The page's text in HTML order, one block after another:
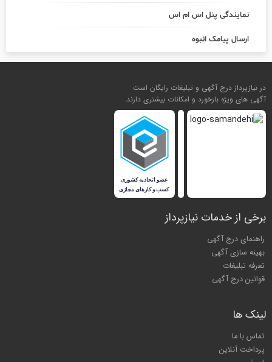
نمایندگی پنل اس ام اس
ارسال پیامک انبوه
در نیازپرداز درج آگهی و تبلیغات رایگان است
آگهی های ویژه بازخورد و امکانات بیشتری دارند.
برخی از خدمات نیازپرداز
راهنمای درج آگهی
بهینه سازی آگهی
تعرفه تبلیغات
قوانین درج آگهی
لینک ها
تماس با ما
پرداخت آنلاین